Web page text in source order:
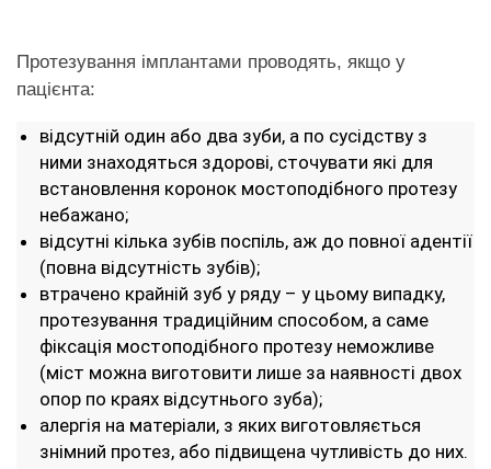
Протезування імплантами проводять, якщо у
пацієнта:
відсутній один або два зуби, а по сусідству з
ними знаходяться здорові, сточувати які для
встановлення коронок мостоподібного протезу
небажано;
відсутні кілька зубів поспіль, аж до повної адентії
(повна відсутність зубів);
втрачено крайній зуб у ряду – у цьому випадку,
протезування традиційним способом, а саме
фіксація мостоподібного протезу неможливе
(міст можна виготовити лише за наявності двох
опор по краях відсутнього зуба);
алергія на матеріали, з яких виготовляється
знімний протез, або підвищена чутливість до них.